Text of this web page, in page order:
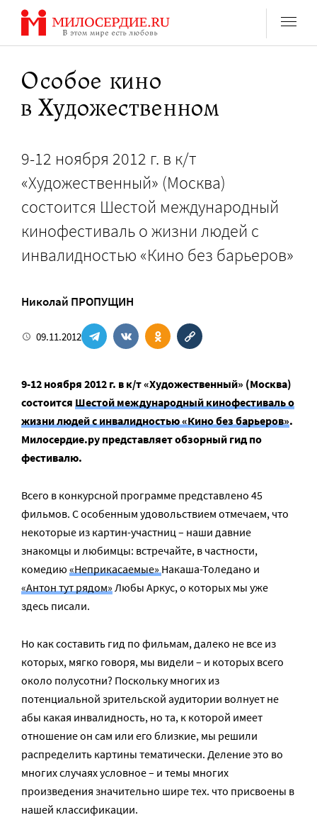
Перейти
содержанию
Особое кино
в Художественном
9-12 ноября 2012 г. в к/т
«Художественный» (Москва)
состоится Шестой международный
кинофестиваль о жизни людей с
инвалидностью «Кино без барьеров»
Николай ПРОПУЩИН
09.11.2012
9-12 ноября 2012 г. в к/т «Художественный» (Москва)
состоится Шестой международный кинофестиваль о
жизни людей с инвалидностью «Кино без барьеров».
Милосердие.ру представляет обзорный гид по
фестивалю.
Всего в конкурсной программе представлено 45
фильмов. С особенным удовольствием отмечаем, что
некоторые из картин-участниц – наши давние
знакомцы и любимцы: встречайте, в частности,
комедию «Неприкасаемые»Накаша-Толедано и
«Антон тут рядом»Любы Аркус, о которых мы уже
здесь писали.
Но как составить гид по фильмам, далеко не все из
которых, мягко говоря, мы видели – и которых всего
около полусотни? Поскольку многих из
потенциальной зрительской аудитории волнует не
абы какая инвалидность, но та, к которой имеет
отношение он сам или его близкие, мы решили
распределить картины тематически. Деление это во
многих случаях условное – и темы многих
произведения значительно шире тех. что присвоены в
нашей классификации.